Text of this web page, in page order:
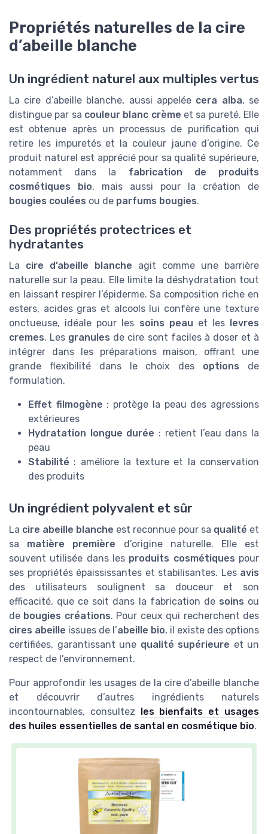
Propriétés naturelles de la cire
d’abeille blanche
Un ingrédient naturel aux multiples vertus
La cire d’abeille blanche, aussi appelée cera alba, se
distingue par sa couleur blanc crème et sa pureté. Elle
est obtenue après un processus de purification qui
retire les impuretés et la couleur jaune d’origine. Ce
produit naturel est apprécié pour sa qualité supérieure,
notamment dans la fabrication de produits
cosmétiques bio, mais aussi pour la création de
bougies coulées ou de parfums bougies.
Des propriétés protectrices et
hydratantes
La cire d’abeille blanche agit comme une barrière
naturelle sur la peau. Elle limite la déshydratation tout
en laissant respirer l’épiderme. Sa composition riche en
esters, acides gras et alcools lui confère une texture
onctueuse, idéale pour les soins peau et les
levres
cremes. Les granules de cire sont faciles à doser et à
intégrer dans les préparations maison, offrant une
grande flexibilité dans le choix des options de
formulation.
Effet filmogène : protège la peau des agressions
extérieures
Hydratation longue durée : retient l’eau dans la
peau
Stabilité : améliore la texture et la conservation
des produits
Un ingrédient polyvalent et sûr
La cire abeille blanche est reconnue pour sa qualité et
sa matière première d’origine naturelle. Elle est
souvent utilisée dans les produits cosmétiques pour
ses propriétés épaississantes et stabilisantes. Les avis
des utilisateurs soulignent sa douceur et son
efficacité, que ce soit dans la fabrication de soins ou
de bougies créations. Pour ceux qui recherchent des
cires abeille issues de l’abeille bio, il existe des options
certifiées, garantissant une qualité supérieure et un
respect de l’environnement.
Pour approfondir les usages de la cire d’abeille blanche
et découvrir d’autres ingrédients naturels
incontournables, consultez
les bienfaits et usages
des huiles essentielles de santal en cosmétique bio.